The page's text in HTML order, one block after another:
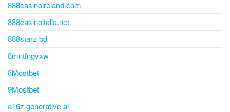
888casinoireland.com
888casinoitalia.net
888starz bd
8mntfngvxw
8Mostbet
9Mostbet
a16z generative ai